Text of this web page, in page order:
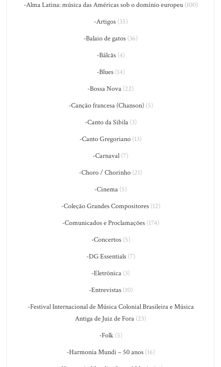
-Alma Latina: música das Américas sob o domínio europeu(100)
-Artigos(35)
-Balaio de gatos (36)
-Bálcãs(4)
-Blues(14)
-Bossa Nova (22)
-Canção francesa (Chanson)(5)
-Canto da Sibila(3)
-Canto Gregoriano (13)
-Carnaval (7)
-Choro / Chorinho (21)
-Cinema (5)
-Coleção Grandes Compositores(12)
-Comunicados e Proclamações(174)
-Concertos(5)
-DG Essentials(7)
-Eletrônica (3)
-Entrevistas(10)
-Festival Internacional de Música Colonial Brasileira e Música
Antiga de Juiz de Fora (23)
-Folk(5)
-Harmonia Mundi – 50 anos(16)